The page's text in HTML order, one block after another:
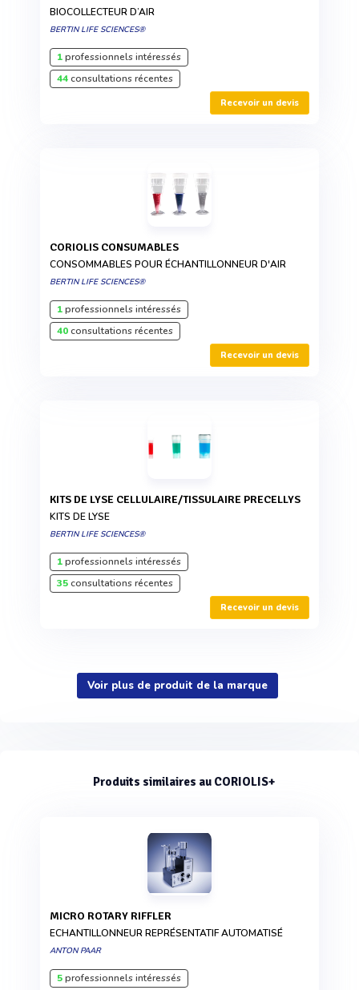
BIOCOLLECTEUR D’AIR
BERTIN LIFE SCIENCES®
1professionnels intéressés
44consultations récentes
Recevoir un devis
CORIOLIS CONSUMABLES
CONSOMMABLES POUR ÉCHANTILLONNEUR D'AIR
BERTIN LIFE SCIENCES®
1professionnels intéressés
40consultations récentes
Recevoir un devis
KITS DE LYSE CELLULAIRE/TISSULAIRE PRECELLYS
KITS DE LYSE
BERTIN LIFE SCIENCES®
1professionnels intéressés
35consultations récentes
Recevoir un devis
Voir plus de produit de la marque
Produits similaires au CORIOLIS+
MICRO ROTARY RIFFLER
ECHANTILLONNEUR REPRÉSENTATIF AUTOMATISÉ
ANTON PAAR
5professionnels intéressés